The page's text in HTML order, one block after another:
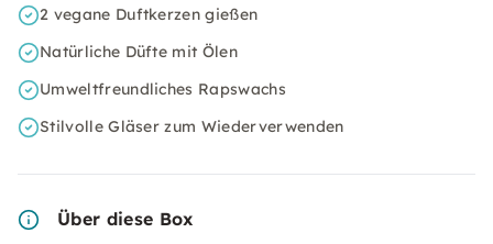
2 vegane Duftkerzen gießen
Natürliche Düfte mit Ölen
Umweltfreundliches Rapswachs
Stilvolle Gläser zum Wiederverwenden
Über diese Box